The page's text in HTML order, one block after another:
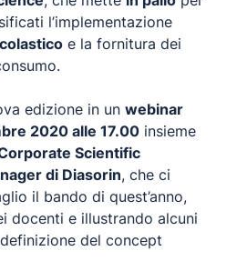
l’implementazione
e la fornitura dei
edizione in un webinar
2020 alle 17.00 insieme
Scientific
di Diasorin, che ci
il bando di quest’anno,
docenti e illustrando alcuni
del concept